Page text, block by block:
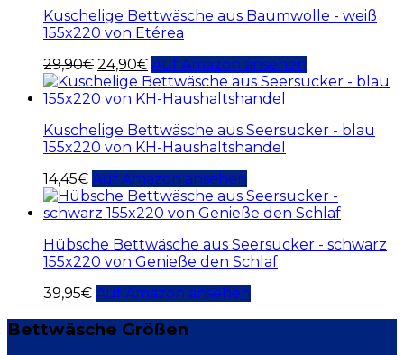
Kuschelige Bettwäsche aus Baumwolle - weiß
155x220 von Etérea
29,90€ 24,90€ Auf Amazon ansehen
Kuschelige Bettwäsche aus Seersucker - blau
155x220 von KH-Haushaltshandel
14,45€ Auf Amazon ansehen
Hübsche Bettwäsche aus Seersucker - schwarz
155x220 von Genieße den Schlaf
39,95€ Auf Amazon ansehen
Bettwäsche Größen